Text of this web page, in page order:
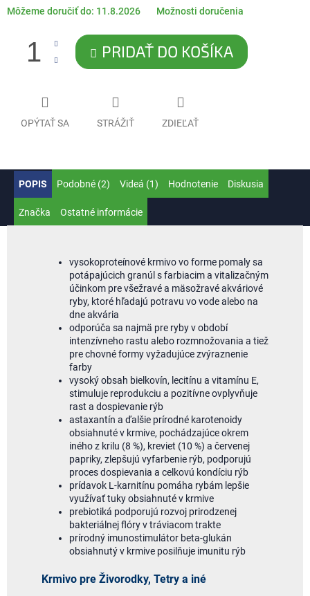
Môžeme doručiť do: 11.8.2026 Možnosti doručenia
PRIDAŤ DO KOŠÍKA
OPÝTAŤ SA STRÁŽIŤ ZDIEĽAŤ
POPIS Podobné (2) Videá (1) Hodnotenie Diskusia
Značka Ostatné informácie
vysokoproteínové krmivo vo forme pomaly sa
potápajúcich granúl s farbiacim a vitalizačným
účinkom pre všežravé a mäsožravé akváriové
ryby, ktoré hľadajú potravu vo vode alebo na
dne akvária
odporúča sa najmä pre ryby v období
intenzívneho rastu alebo rozmnožovania a tiež
pre chovné formy vyžadujúce zvýraznenie
farby
vysoký obsah bielkovín, lecitínu a vitamínu E,
stimuluje reprodukciu a pozitívne ovplyvňuje
rast a dospievanie rýb
astaxantín a ďalšie prírodné karotenoidy
obsiahnuté v krmive, pochádzajúce okrem
iného z krilu (8 %), kreviet (10 %) a červenej
papriky, zlepšujú vyfarbenie rýb, podporujú
proces dospievania a celkovú kondíciu rýb
prídavok L-karnitínu pomáha rybám lepšie
využívať tuky obsiahnuté v krmive
prebiotiká podporujú rozvoj prirodzenej
bakteriálnej flóry v tráviacom trakte
prírodný imunostimulátor beta-glukán
obsiahnutý v krmive posilňuje imunitu rýb
Krmivo pre Živorodky, Tetry a iné